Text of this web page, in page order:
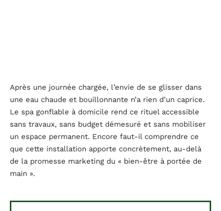
Après une journée chargée, l’envie de se glisser dans
une eau chaude et bouillonnante n’a rien d’un caprice.
Le spa gonflable à domicile rend ce rituel accessible
sans travaux, sans budget démesuré et sans mobiliser
un espace permanent. Encore faut-il comprendre ce
que cette installation apporte concrètement, au-delà
de la promesse marketing du « bien-être à portée de
main ».